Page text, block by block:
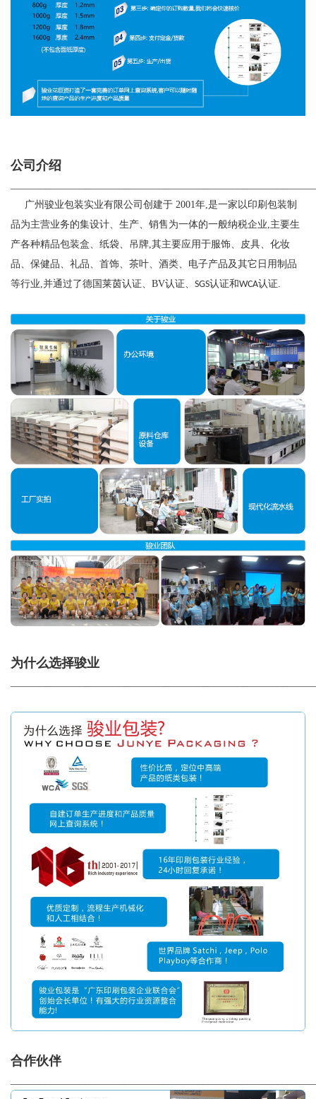
公司介绍
广州骏业包装实业有限公司创建于 2001 年 是一家以印刷包装制
品为主营业务的集设计、生产、销售为一体的一般纳税企业 主要生
产各种精品包装盒、纸袋、吊牌 其主要应用于服饰、皮具、化妆
品、保健品、礼品、首饰、茶叶、酒类、电子产品及其它日用制品
等行业 并通过了德国莱茵认证、 BV认证、 SGS认证和WCA认证
为什么选择骏业
合作伙伴